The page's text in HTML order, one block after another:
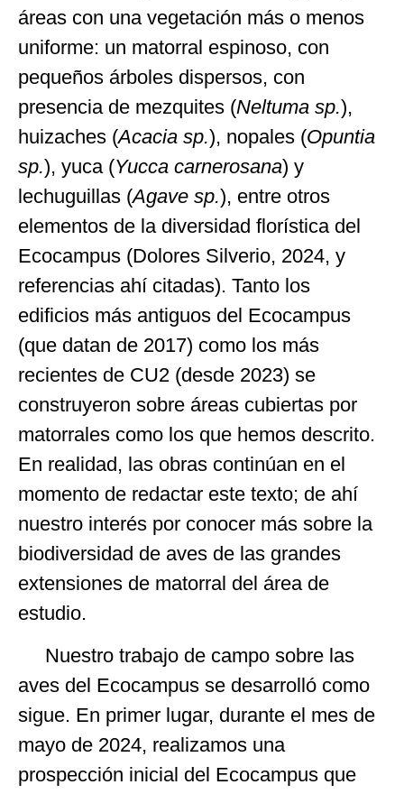
áreas con una vegetación más o menos
uniforme: un matorral espinoso, con
pequeños árboles dispersos, con
presencia de mezquites (Neltuma sp.),
huizaches (Acacia sp.), nopales (Opuntia
sp.), yuca (Yucca carnerosana) y
lechuguillas (Agave sp.), entre otros
elementos de la diversidad florística del
Ecocampus (Dolores Silverio, 2024, y
referencias ahí citadas). Tanto los
edificios más antiguos del Ecocampus
(que datan de 2017) como los más
recientes de CU2 (desde 2023) se
construyeron sobre áreas cubiertas por
matorrales como los que hemos descrito.
En realidad, las obras continúan en el
momento de redactar este texto; de ahí
nuestro interés por conocer más sobre la
biodiversidad de aves de las grandes
extensiones de matorral del área de
estudio.
Nuestro trabajo de campo sobre las
aves del Ecocampus se desarrolló como
sigue. En primer lugar, durante el mes de
mayo de 2024, realizamos una
prospección inicial del Ecocampus que